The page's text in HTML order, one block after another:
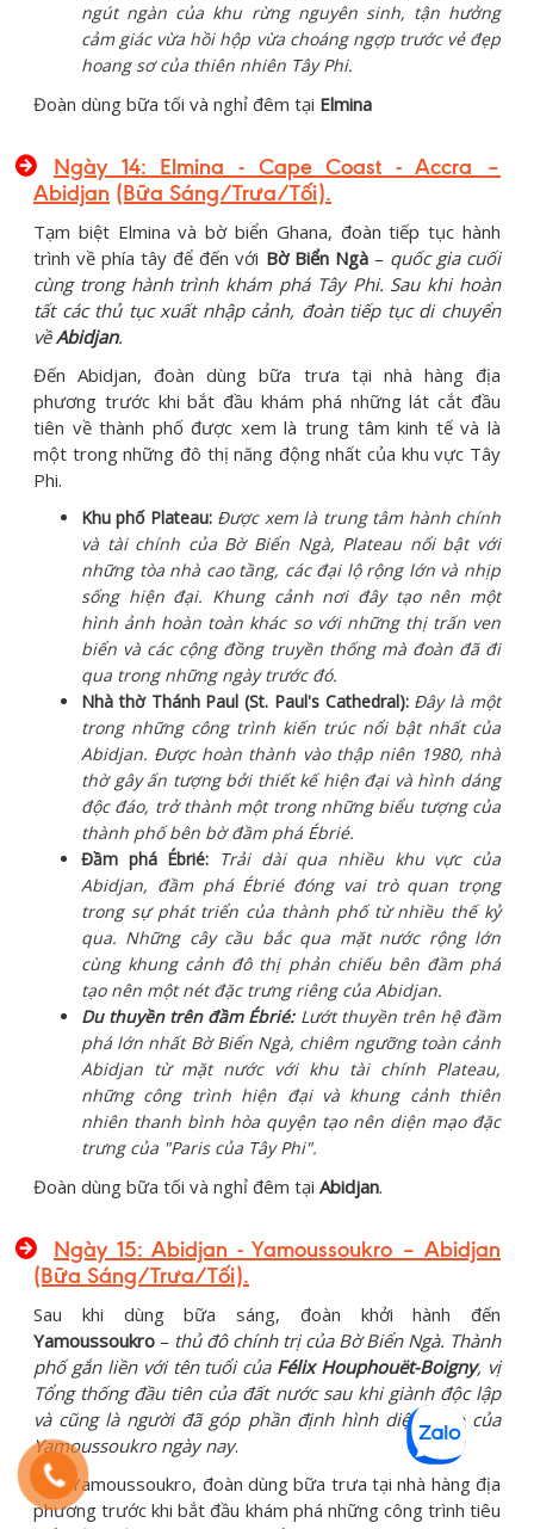
ngút ngàn của khu rừng nguyên sinh, tận hưởng
cảm giác vừa hồi hộp vừa choáng ngợp trước vẻ đẹp
hoang sơ của thiên nhiên Tây Phi.
Đoàn dùng bữa tối và nghỉ đêm tại Elmina
Ngày 14: Elmina - Cape Coast - Accra –
Abidjan (Bữa Sáng/Trưa/Tối).
Tạm biệt Elmina và bờ biển Ghana, đoàn tiếp tục hành
trình về phía tây để đến với Bờ Biển Ngà– quốc gia cuối
cùng trong hành trình khám phá Tây Phi. Sau khi hoàn
tất các thủ tục xuất nhập cảnh, đoàn tiếp tục di chuyển
vềAbidjan.
Đến Abidjan, đoàn dùng bữa trưa tại nhà hàng địa
phương trước khi bắt đầu khám phá những lát cắt đầu
tiên về thành phố được xem là trung tâm kinh tế và là
một trong những đô thị năng động nhất của khu vực Tây
Phi.
Khu phố Plateau: Được xem là trung tâm hành chính
và tài chính của Bờ Biển Ngà, Plateau nổi bật với
những tòa nhà cao tầng, các đại lộ rộng lớn và nhịp
sống hiện đại. Khung cảnh nơi đây tạo nên một
hình ảnh hoàn toàn khác so với những thị trấn ven
biển và các cộng đồng truyền thống mà đoàn đã đi
qua trong những ngày trước đó.
Nhà thờ Thánh Paul (St. Paul's Cathedral): Đây là một
trong những công trình kiến trúc nổi bật nhất của
Abidjan. Được hoàn thành vào thập niên 1980, nhà
thờ gây ấn tượng bởi thiết kế hiện đại và hình dáng
độc đáo, trở thành một trong những biểu tượng của
thành phố bên bờ đầm phá Ébrié.
Đầm phá Ébrié: Trải dài qua nhiều khu vực của
Abidjan, đầm phá Ébrié đóng vai trò quan trọng
trong sự phát triển của thành phố từ nhiều thế kỷ
qua. Những cây cầu bắc qua mặt nước rộng lớn
cùng khung cảnh đô thị phản chiếu bên đầm phá
tạo nên một nét đặc trưng riêng của Abidjan.
Du thuyền trên đầm Ébrié:Lướt thuyền trên hệ đầm
phá lớn nhất Bờ Biển Ngà, chiêm ngưỡng toàn cảnh
Abidjan từ mặt nước với khu tài chính Plateau,
những công trình hiện đại và khung cảnh thiên
nhiên thanh bình hòa quyện tạo nên diện mạo đặc
trưng của "Paris của Tây Phi".
Đoàn dùng bữa tối và nghỉ đêm tại Abidjan.
Ngày 15: Abidjan - Yamoussoukro – Abidjan
(Bữa Sáng/Trưa/Tối).
Sau khi dùng bữa sáng, đoàn khởi hành đến
Yamoussoukro – thủ đô chính trị của Bờ Biển Ngà. Thành
phố gắn liền với tên tuổi của Félix Houphouët-Boigny, vị
Tổng thống đầu tiên của đất nước sau khi giành độc lập
và cũng là người đã góp phần định hình diện mạo của
Yamoussoukro ngày nay.
Đến Yamoussoukro, đoàn dùng bữa trưa tại nhà hàng địa
phương trước khi bắt đầu khám phá những công trình tiêu